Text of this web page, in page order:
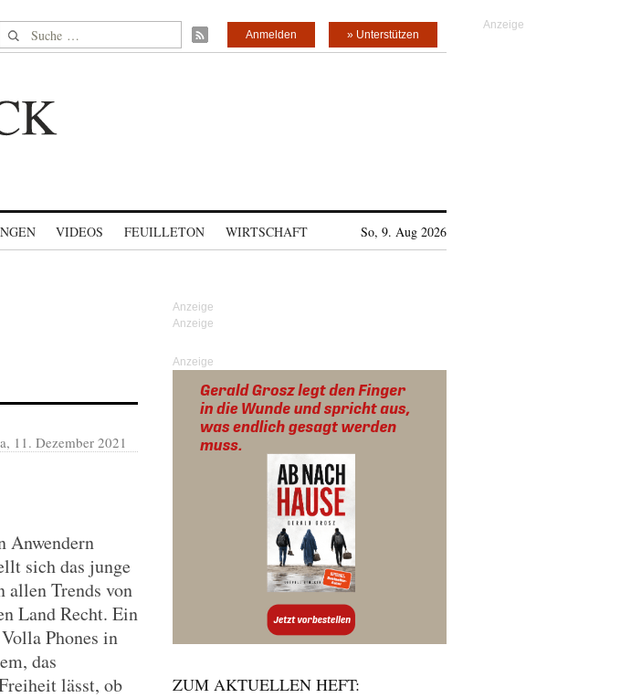
Suche nach: » Unterstützen
Anmelden
VIDEOS FEUILLETON WIRTSCHAFT So, 9. Aug 2026
11. Dezember 2021
Anwendern
sich das junge
allen Trends von
Land Recht. Ein
Phones in
das
lässt, ob
Anzeige
ZUM AKTUELLEN HEFT: